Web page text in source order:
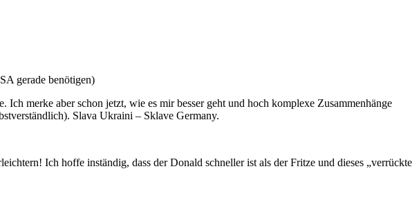
gerade benötigen)
merke aber schon jetzt, wie es mir besser geht und hoch komplexe Zusammenhänge
Slava Ukraini – Sklave Germany.
Ich hoffe inständig, dass der Donald schneller ist als der Fritze und dieses „verrückte